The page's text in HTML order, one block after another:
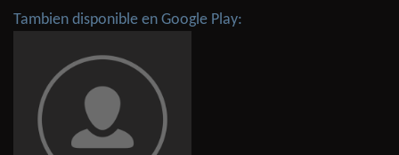
Tambien disponible en Google Play: